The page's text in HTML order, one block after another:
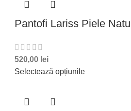
Pantofi Lariss Piele
520,00 lei
Selectează opțiunile